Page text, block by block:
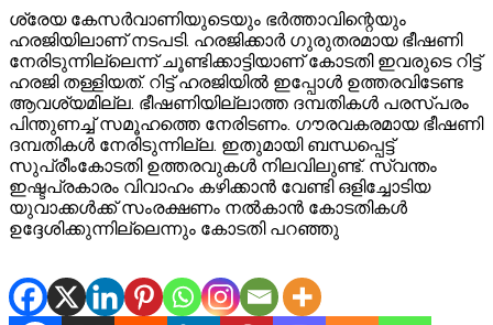
ശ്രേയ കേസര്‍വാണിയുടെയും ഭര്‍ത്താവിന്റെയും
ഹരജിയിലാണ് നടപടി. ഹരജിക്കാര്‍ ഗുരുതരമായ ഭീഷണി
നേരിടുന്നില്ലെന്ന് ചൂണ്ടിക്കാട്ടിയാണ് കോടതി ഇവരുടെ റിട്ട്
ഹരജി തള്ളിയത്. റിട്ട് ഹരജിയില്‍ ഇപ്പോള്‍ ഉത്തരവിടേണ്ട
ആവശ്യമില്ല. ഭീഷണിയില്ലാത്ത ദമ്പതികള്‍ പരസ്പരം
പിന്തുണച്ച് സമൂഹത്തെ നേരിടണം. ഗൗരവകരമായ ഭീഷണി
ദമ്പതികള്‍ നേരിടുന്നില്ല. ഇതുമായി ബന്ധപ്പെട്ട്
സുപ്രീംകോടതി ഉത്തരവുകള്‍ നിലവിലുണ്ട്. സ്വന്തം
ഇഷ്ടപ്രകാരം വിവാഹം കഴിക്കാന്‍ വേണ്ടി ഒളിച്ചോടിയ
യുവാക്കള്‍ക്ക് സംരക്ഷണം നല്‍കാന്‍ കോടതികള്‍
ഉദ്ദേശിക്കുന്നില്ലെന്നും കോടതി പറഞ്ഞു